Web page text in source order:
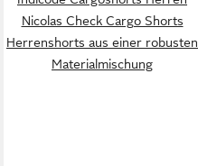
Nicolas Check Cargo Shorts
Herrenshorts aus einer robusten
Materialmischung